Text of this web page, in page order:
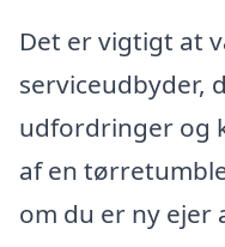
Det er vigtigt at
serviceudbyder,
udfordringer og
af en
om du er ny ejer